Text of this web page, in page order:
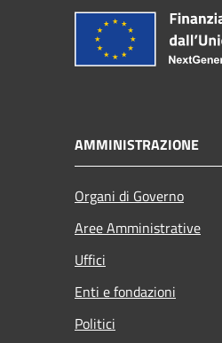
AMMINISTRAZIONE
Organi di Governo
Aree Amministrative
Uffici
Enti e fondazioni
Politici